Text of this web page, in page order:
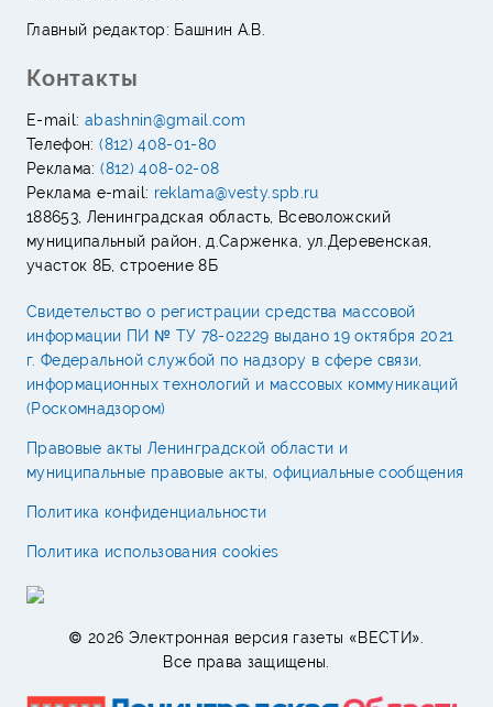
Главный редактор: Башнин А.В.
Контакты
E-mail: abashnin@gmail.com
Телефон:(812) 408-01-80
Реклама:(812) 408-02-08
Реклама e-mail: reklama@vesty.spb.ru
188653, Ленинградская область, Всеволожский
муниципальный район, д.Сарженка, ул.Деревенская,
участок 8Б, строение 8Б
Свидетельство о регистрации средства массовой
информации ПИ № ТУ 78-02229 выдано 19 октября 2021
г. Федеральной службой по надзору в сфере связи,
информационных технологий и массовых коммуникаций
(Роскомнадзором)
Правовые акты Ленинградской области и
муниципальные правовые акты, официальные сообщения
Политика конфиденциальности
Политика использования cookies
© 2026 Электронная версия газеты «ВЕСТИ».
Все права защищены.